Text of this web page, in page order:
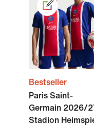
Bestseller
Paris Saint-
Germain 2026/
Stadion